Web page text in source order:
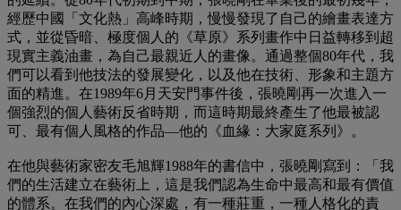
經歷中國「文化熱」高峰時期，慢慢發現了自己的繪畫表達方
式，並從昏暗、極度個人的《草原》系列畫作中日益轉移到超
現實主義油畫，為自己最親近人的畫像。通過整個80年代，我
們可以看到他技法的發展變化，以及他在技術、形象和主題方
面的精進。在1989年6月天安門事件後，張曉剛再一次進入一
個強烈的個人藝術反省時期，而這時期最終產生了他最被認
可、最有個人風格的作品—他的《血緣：大家庭系列》。
在他與藝術家密友毛旭輝1988年的書信中，張曉剛寫到：「我
們的生活建立在藝術上，這是我們認為生命中最高和最有價值
的體系。在我們的內心深處，有一種莊重，一種人格化的責